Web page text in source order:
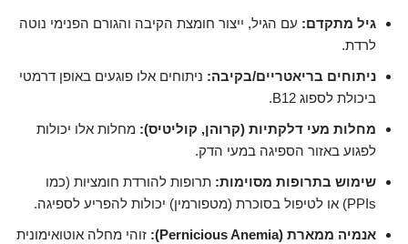
גיל מתקדם: עם הגיל, ייצור חומצת הקיבה והגורם הפנימי נוטה
לרדת.
ניתוחים בריאטריים/בקיבה: ניתוחים אלו פוגעים באופן דרמטי
ביכולת לספוג B12.
מחלות מעי דלקתיות (קרוהן, קוליטיס): מחלות אלו יכולות
לפגוע באזור הספיגה במעי הדק.
שימוש בתרופות מסוימות: תרופות להורדת חומציות (כמו
PPIs) או לטיפול בסוכרת (מטפורמין) יכולות להפריע לספיגה.
אנמיה ממארת (Pernicious Anemia):
זוהי מחלה אוטואימונית